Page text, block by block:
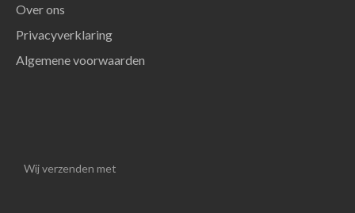
Over ons
Privacyverklaring
Algemene voorwaarden
Wij verzenden met